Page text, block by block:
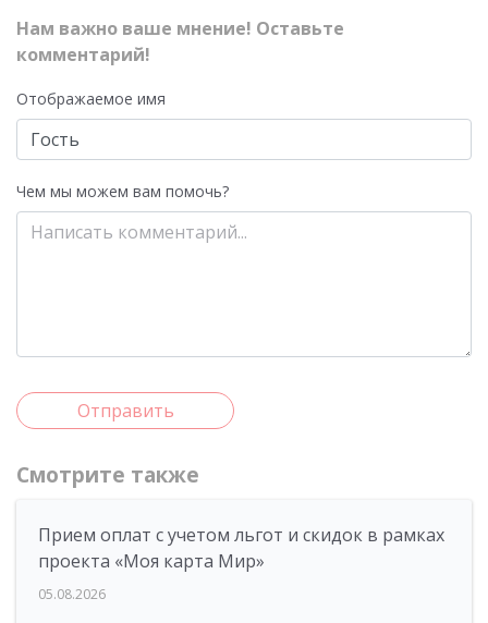
Нам важно ваше мнение! Оставьте
комментарий!
Отображаемое имя
Чем мы можем вам помочь?
Отправить
Смотрите также
Прием оплат с учетом льгот и скидок в рамках
проекта «Моя карта Мир»
05.08.2026